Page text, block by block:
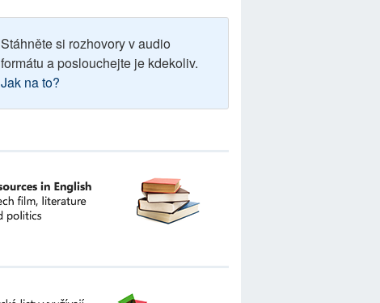
Stáhněte si rozhovory v audio
formátu a poslouchejte je kdekoliv.
Jak na to?